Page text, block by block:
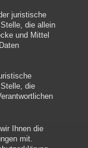
juristische
die allein
und Mittel
die
Ihnen die
mit.